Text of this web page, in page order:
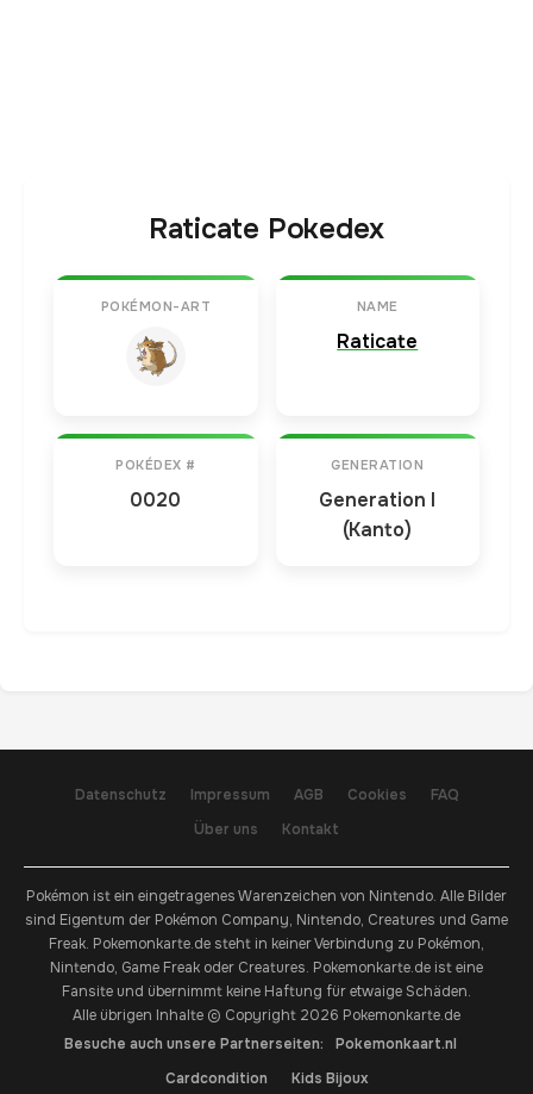
Raticate Pokedex
POKÉMON-ART NAME
Raticate
POKÉDEX #
0020
GENERATION
Generation I
(Kanto)
Datenschutz Impressum AGB Cookies
FAQ
Über uns
Kontakt
Pokémon ist ein eingetragenes Warenzeichen von Nintendo. Alle Bilder
sind Eigentum der Pokémon Company, Nintendo, Creatures und Game
Freak. Pokemonkarte.de steht in keiner Verbindung zu Pokémon,
Nintendo, Game Freak oder Creatures. Pokemonkarte.de ist eine
Fansite und übernimmt keine Haftung für etwaige Schäden.
Alle übrigen Inhalte © Copyright 2026 Pokemonkarte.de
Besuche auch unsere Partnerseiten:
Pokemonkaart.nl
Cardcondition
Kids Bijoux